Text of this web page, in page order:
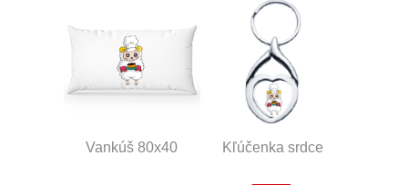
Vankúš 80x40 Kľúčenka srdce